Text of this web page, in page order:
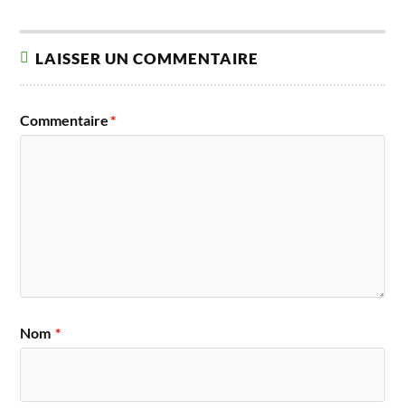
LAISSER UN COMMENTAIRE
Commentaire*
Nom *